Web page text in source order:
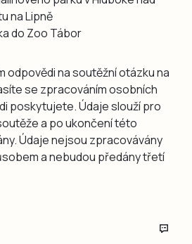
na Lipně
do Zoo Tábor
odpovědi na soutěžní otázku na
se zpracováním osobních
poskytujete. Údaje slouží pro
a po ukončení této
Údaje nejsou zpracovávány
a nebudou předány třetí